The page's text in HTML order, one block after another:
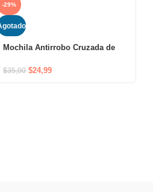
-29%
Mochila Antirrobo Cruzada de
USB y Cierre Oculto
$35,00 $24,99